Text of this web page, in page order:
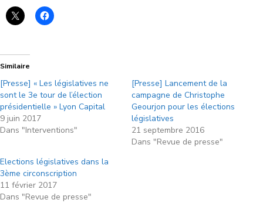
Similaire
[Presse] « Les législatives ne
sont le 3e tour de l’élection
présidentielle » Lyon Capital
9 juin 2017
Dans "Interventions"
[Presse] Lancement de la
campagne de Christophe
Geourjon pour les élections
législatives
21 septembre 2016
Dans "Revue de presse"
Elections législatives dans la
3ème circonscription
11 février 2017
Dans "Revue de presse"